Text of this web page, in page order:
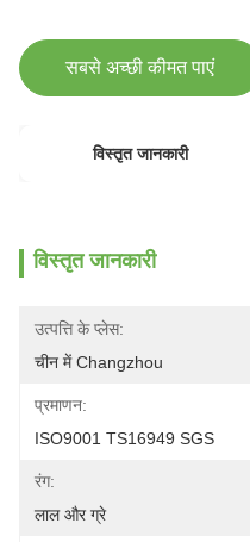
सबसे अच्छी कीमत पाएं
विस्तृत जानकारी
विस्तृत जानकारी
उत्पत्ति के प्लेस:
चीन में Changzhou
प्रमाणन:
ISO9001 TS16949 SGS
रंग:
लाल और ग्रे